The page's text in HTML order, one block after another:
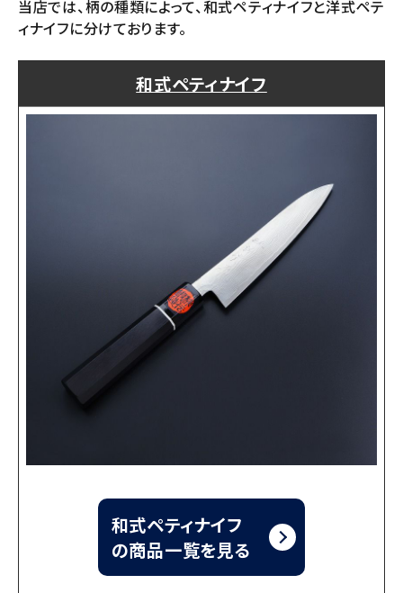
当店では、柄の種類によって、和式ペティナイフと洋式ペテ
ィナイフに分けております。
和式ペティナイフ
和式ペティナイフ
の商品一覧を見る